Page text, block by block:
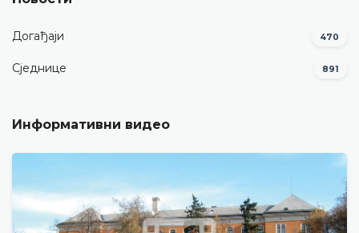
Догађаји 470
Сједнице 891
Информативни видео